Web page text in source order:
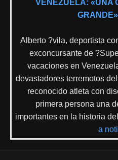
VENEZUELA: «UNA
GRANDE»
Alberto ?vila, deportista
exconcursante de
vacaciones en
devastadores terremotos
reconocido atleta con
primera persona una
importantes en la historia
a